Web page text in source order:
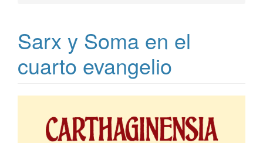
Sarx y Soma en el
cuarto evangelio